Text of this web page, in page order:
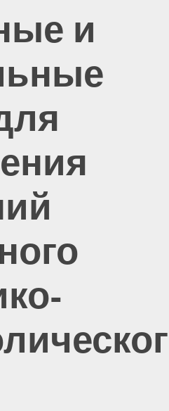
и